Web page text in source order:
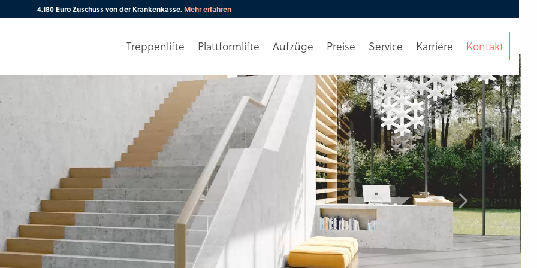
4.180 Euro Zuschuss von der Krankenkasse. Mehr erfahren
Treppenlifte Plattformlifte Aufzüge Preise Service Karriere Kontakt
Ihre PLZ Beratunganfordern